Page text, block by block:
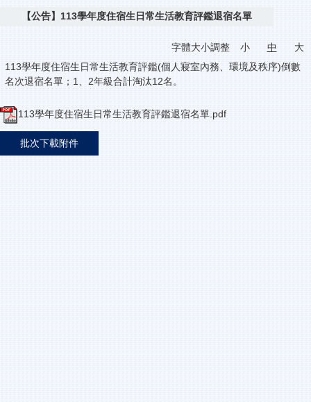
【公告】113學年度住宿生日常生活教育評鑑退宿名單
字體大小調整 小 中
大
113學年度住宿生日常生活教育評鑑(個人寢室內務、環境及秩序)倒數
名次退宿名單；1、2年級合計淘汰12名。
113學年度住宿生日常生活教育評鑑退宿名單.pdf
批次下載附件